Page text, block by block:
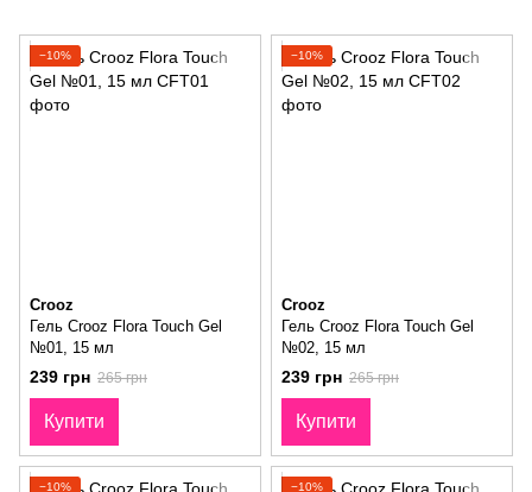
−10%
Crooz
Гель Crooz Flora Touch Gel
№01, 15 мл
239 грн 265 грн
Купити
−10%
Crooz
Гель Crooz Flora Touch Gel
№02, 15 мл
239 грн 265 грн
Купити
−10% −10%